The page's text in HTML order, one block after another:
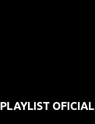
PLAYLIST OFICIAL